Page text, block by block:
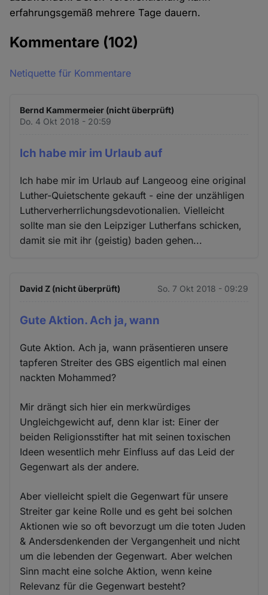
erfahrungsgemäß mehrere Tage dauern.
Kommentare (102)
Netiquette für Kommentare
Bernd Kammermeier (nicht überprüft)
Do. 4 Okt 2018 - 20:59
Ich habe mir im Urlaub auf
Ich habe mir im Urlaub auf Langeoog eine original
Luther-Quietschente gekauft - eine der unzähligen
Lutherverherrlichungsdevotionalien. Vielleicht
sollte man sie den Leipziger Lutherfans schicken,
damit sie mit ihr (geistig) baden gehen...
David Z (nicht überprüft) So. 7 Okt 2018 - 09:29
Gute Aktion. Ach ja, wann
Gute Aktion. Ach ja, wann präsentieren unsere
tapferen Streiter des GBS eigentlich mal einen
nackten Mohammed?
Mir drängt sich hier ein merkwürdiges
Ungleichgewicht auf, denn klar ist: Einer der
beiden Religionsstifter hat mit seinen toxischen
Ideen wesentlich mehr Einfluss auf das Leid der
Gegenwart als der andere.
Aber vielleicht spielt die Gegenwart für unsere
Streiter gar keine Rolle und es geht bei solchen
Aktionen wie so oft bevorzugt um die toten Juden
& Andersdenkenden der Vergangenheit und nicht
um die lebenden der Gegenwart. Aber welchen
Sinn macht eine solche Aktion, wenn keine
Relevanz für die Gegenwart besteht?